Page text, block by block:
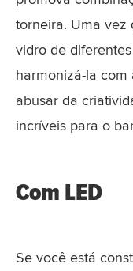
torneira. Uma vez
vidro de
harmonizá-la com
abusar da
incríveis para o
Com LED
Se você está